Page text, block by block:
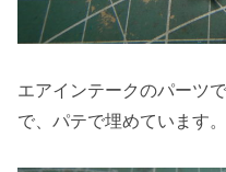
エアインテークのパーツ
で、パテで埋めています。